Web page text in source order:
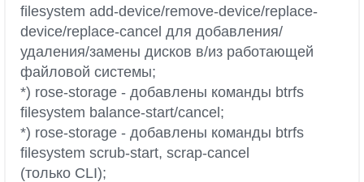
filesystem add-device/remove-device/replace-
device/replace-cancel для добавления/
удаления/замены дисков в/из работающей
файловой системы;
*) rose-storage - добавлены команды btrfs
filesystem balance-start/cancel;
*) rose-storage - добавлены команды btrfs
filesystem scrub-start, scrap-cancel
(только CLI);